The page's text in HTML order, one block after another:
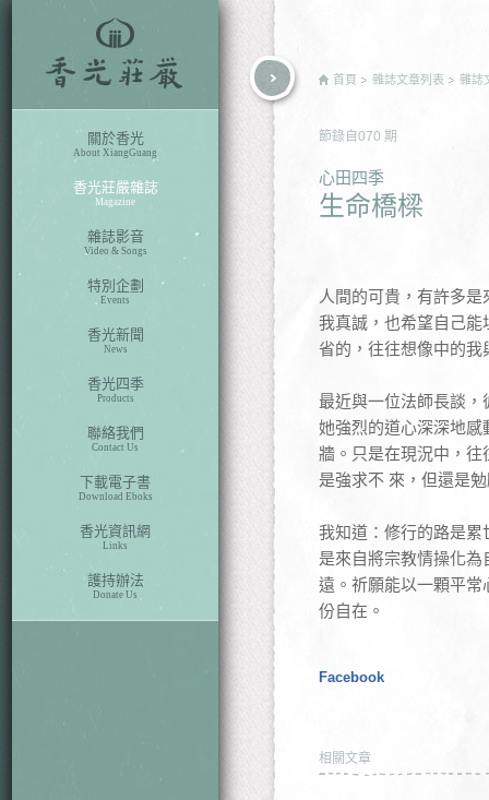
關於香光
About XiangGuang
香光莊嚴雜誌
Magazine
雜誌影音
Video & Songs
特別企劃
Events
香光新聞
News
香光四季
Products
聯絡我們
Contact Us
下載電子書
Download Eboks
香光資訊網
Links
護持辦法
Donate Us
首頁 雜誌文章列表 雜誌
節錄自 070 期
心田四季
生命橋樑
人間的可貴，有許多
我真誠，也希望自己
省的，往往想像中的
最近與一位法師長談
她強烈的道心深深地
牆。只是在現況中，
是強求不 來，但還是
我知道：修行的路是
是來自將宗教情操化
遠。祈願能以一顆平
份自在。
Facebook
相關文章